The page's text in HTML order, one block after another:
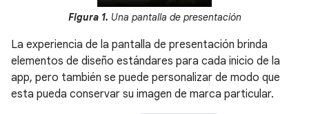
Figura 1. Una pantalla de presentación
La experiencia de la pantalla de presentación brinda
elementos de diseño estándares para cada inicio de la
app, pero también se puede personalizar de modo que
esta pueda conservar su imagen de marca particular.